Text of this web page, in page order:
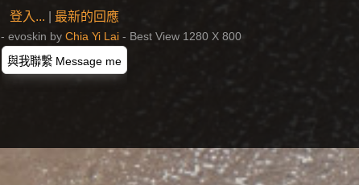
登入... 最新的回應
- evoskin by Chia Yi Lai - Best View 1280 X 800
與我聯繫 Message me